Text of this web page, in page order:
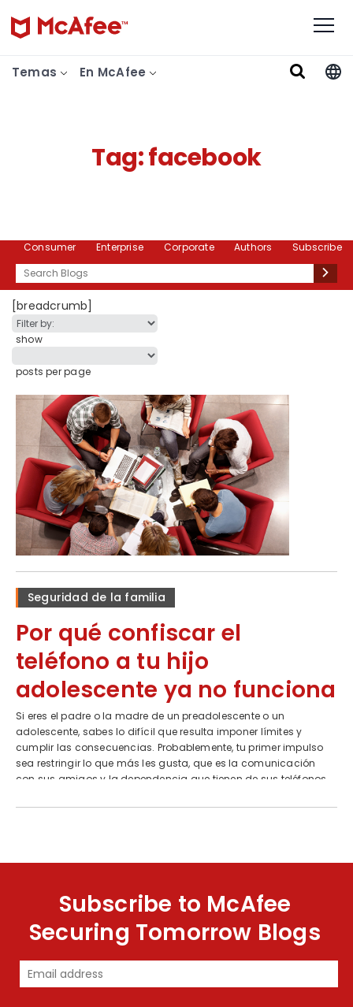
Temas En McAfee
Tag:facebook
Consumer Enterprise Corporate Authors
Subscribe
Search
[breadcrumb]
show
posts per page
Seguridad de la familia
Por qué confiscar el
teléfono a tu hijo
adolescente ya no funciona
Si eres el padre o la madre de un preadolescente o un
adolescente, sabes lo difícil que resulta imponer límites y
cumplir las consecuencias. Probablemente, tu primer impulso
sea restringir lo que más les gusta, que es la comunicación
con sus amigos y la dependencia que tienen de sus teléfonos.
Subscribe to McAfee
Securing Tomorrow Blogs